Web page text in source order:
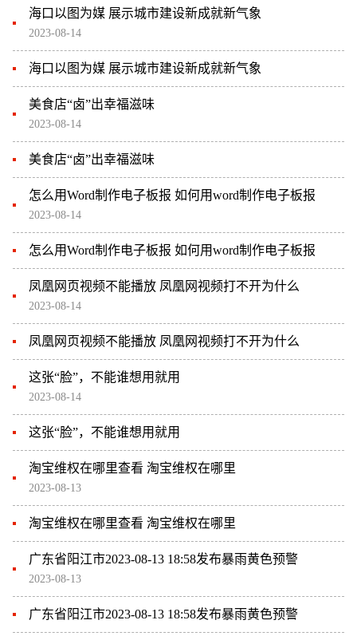
海口以图为媒 展示城市建设新成就新气象
2023-08-14
海口以图为媒 展示城市建设新成就新气象
美食店“卤”出幸福滋味
2023-08-14
美食店“卤”出幸福滋味
怎么用Word制作电子板报 如何用word制作电子板报
2023-08-14
怎么用Word制作电子板报 如何用word制作电子板报
凤凰网页视频不能播放 凤凰网视频打不开为什么
2023-08-14
凤凰网页视频不能播放 凤凰网视频打不开为什么
这张“脸”，不能谁想用就用
2023-08-14
这张“脸”，不能谁想用就用
淘宝维权在哪里查看 淘宝维权在哪里
2023-08-13
淘宝维权在哪里查看 淘宝维权在哪里
广东省阳江市2023-08-13 18:58发布暴雨黄色预警
2023-08-13
广东省阳江市2023-08-13 18:58发布暴雨黄色预警